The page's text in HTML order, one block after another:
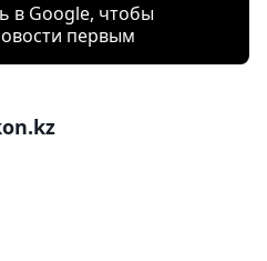
в Google, чтобы
первым